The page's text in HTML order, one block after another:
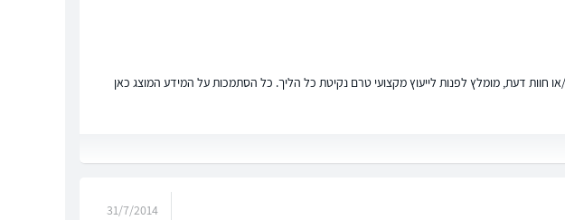
או חוות דעת, מומלץ לפנות לייעוץ מקצועי טרם נקיטת כל הליך. כל הסתמכות על המידע המוצג כאן
31/7/2014